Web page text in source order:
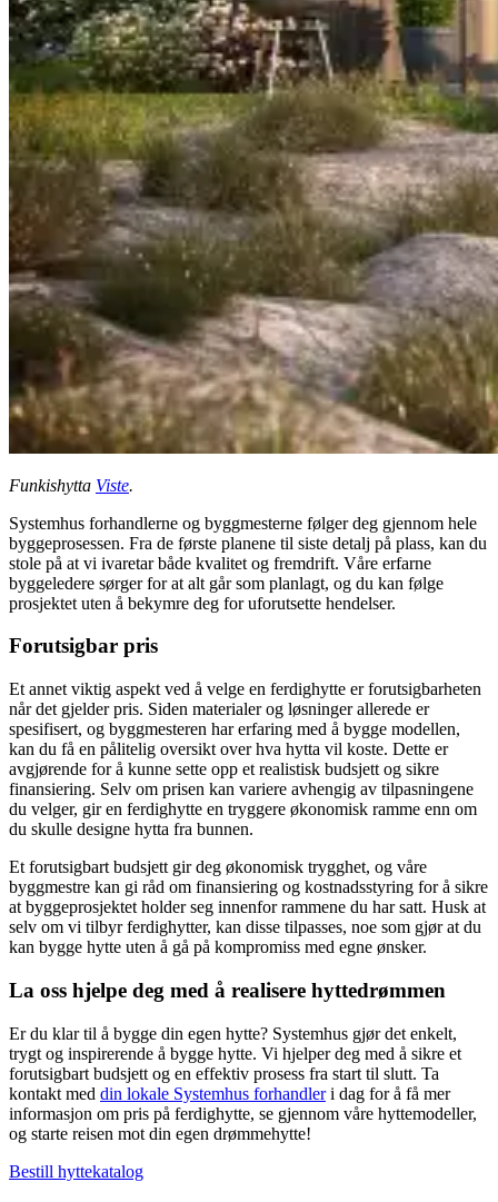
Funkishytta Viste.
Systemhus forhandlerne og byggmesterne følger deg gjennom hele
byggeprosessen. Fra de første planene til siste detalj på plass, kan du
stole på at vi ivaretar både kvalitet og fremdrift. Våre erfarne
byggeledere sørger for at alt går som planlagt, og du kan følge
prosjektet uten å bekymre deg for uforutsette hendelser.
Forutsigbar pris
Et annet viktig aspekt ved å velge en ferdighytte er forutsigbarheten
når det gjelder pris. Siden materialer og løsninger allerede er
spesifisert, og byggmesteren har erfaring med å bygge modellen,
kan du få en pålitelig oversikt over hva hytta vil koste. Dette er
avgjørende for å kunne sette opp et realistisk budsjett og sikre
finansiering. Selv om prisen kan variere avhengig av tilpasningene
du velger, gir en ferdighytte en tryggere økonomisk ramme enn om
du skulle designe hytta fra bunnen.
Et forutsigbart budsjett gir deg økonomisk trygghet, og våre
byggmestre kan gi råd om finansiering og kostnadsstyring for å sikre
at byggeprosjektet holder seg innenfor rammene du har satt. Husk at
selv om vi tilbyr ferdighytter, kan disse tilpasses, noe som gjør at du
kan bygge hytte uten å gå på kompromiss med egne ønsker.
La oss hjelpe deg med å realisere hyttedrømmen
Er du klar til å bygge din egen hytte? Systemhus gjør det enkelt,
trygt og inspirerende å bygge hytte. Vi hjelper deg med å sikre et
forutsigbart budsjett og en effektiv prosess fra start til slutt. Ta
kontakt med din lokale Systemhus forhandleri dag for å få mer
informasjon om pris på ferdighytte, se gjennom våre hyttemodeller,
og starte reisen mot din egen drømmehytte!
Bestill hyttekatalog